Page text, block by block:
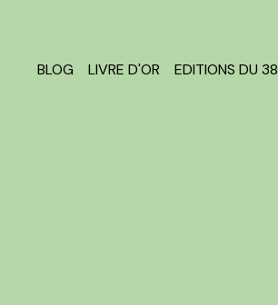
BLOG LIVRE D'OR EDITIONS DU 38